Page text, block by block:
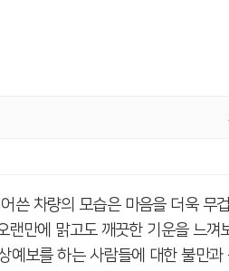
쓴 차량의 모습은 마음을 더욱 무
만에 맑고도 깨끗한 기운을 느껴
예보를 하는 사람들에 대한 불만